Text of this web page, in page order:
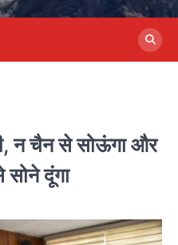
न चैन से सोऊंगा और
सोने दूंगा